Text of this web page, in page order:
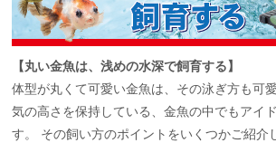
【丸い金魚は、浅めの水深で飼育する】
体型が丸くて可愛い金魚は、その泳ぎ方も可
気の高さを保持している、金魚の中でもアイ
す。 その飼い方のポイントをいくつかご紹介